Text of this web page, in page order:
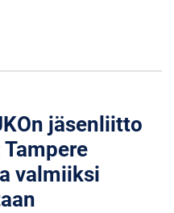
jäsenliitto
valmiiksi